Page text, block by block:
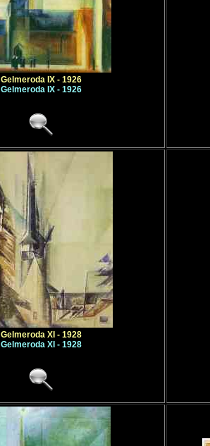
Gelmeroda IX - 1926
Gelmeroda IX - 1926
Gelmeroda XI - 1928
Gelmeroda XI - 1928